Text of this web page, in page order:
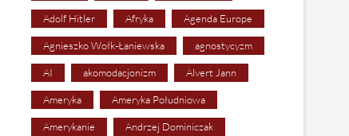
Adolf Hitler Afryka Agenda Europe
Agnieszko Wołk-Łaniewska agnostycyzm
AI akomodacjonizm Alvert Jann
Ameryka Ameryka Południowa
Amerykanie Andrzej Dominiczak